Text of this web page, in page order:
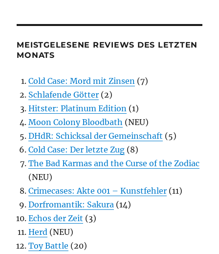
MEISTGELESENE REVIEWS DES LETZTEN
MONATS
Cold Case: Mord mit Zinsen (7)
Schlafende Götter (2)
Hitster: Platinum Edition (1)
Moon Colony Bloodbath (NEU)
DHdR: Schicksal der Gemeinschaft (5)
Cold Case: Der letzte Zug (8)
The Bad Karmas and the Curse of the Zodiac
(NEU)
Crimecases: Akte 001 – Kunstfehler (11)
Dorfromantik: Sakura (14)
Echos der Zeit (3)
Herd (NEU)
Toy Battle (20)